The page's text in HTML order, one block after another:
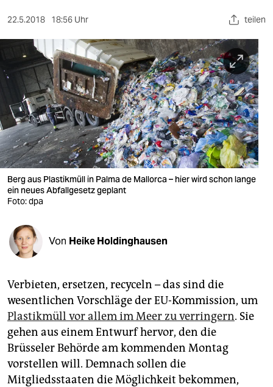
sport
berlin
nord
wahrheit
verlag
verlag
veranstaltungen
fragen & hilfe
abo
genossenschaft
epaper login
22.5.2018 18:56 Uhr teilen
Berg aus Plastikmüll in Palma de Mallorca – hier wird schon lange
ein neues Abfallgesetz geplant
Foto: dpa
Von Heike Holdinghausen
Verbieten, ersetzen, recyceln – das sind die
wesentlichen Vorschläge der EU-Kommission, um
Plastikmüll vor allem im Meer zu verringern. Sie
gehen aus einem Entwurf hervor, den die
Brüsseler Behörde am kommenden Montag
vorstellen will. Demnach sollen die
Mitgliedsstaaten die Möglichkeit bekommen,